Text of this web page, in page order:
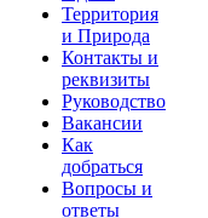
Территория
и Природа
Контакты и
реквизиты
Руководство
Вакансии
Как
добраться
Вопросы и
ответы